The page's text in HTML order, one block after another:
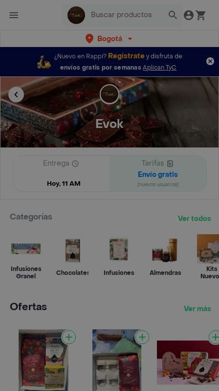
Bogotá
¿Nuevo en Rappi? Regístratey disfruta de
envíos gratis por semanas Aplican TyC
Evok
Entrega
Hoy, 11 AM
Tarifas
Envío gratis
(nuevos usuarios)
Categorías Ver todos
Infusiones
Granel
Chocolates Infusiones Almendras
Kits
Ofertas Ver más